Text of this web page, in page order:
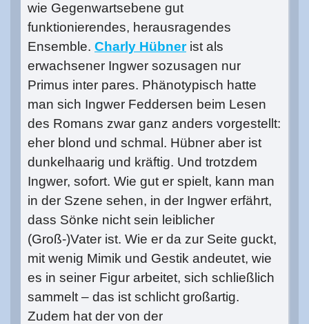
wie Gegenwartsebene gut
funktionierendes, herausragendes
Ensemble. Charly Hübnerist als
erwachsener Ingwer sozusagen nur
Primus inter pares. Phänotypisch hatte
man sich Ingwer Feddersen beim Lesen
des Romans zwar ganz anders vorgestellt:
eher blond und schmal. Hübner aber ist
dunkelhaarig und kräftig. Und trotzdem
Ingwer, sofort. Wie gut er spielt, kann man
in der Szene sehen, in der Ingwer erfährt,
dass Sönke nicht sein leiblicher
(Groß-)Vater ist. Wie er da zur Seite guckt,
mit wenig Mimik und Gestik andeutet, wie
es in seiner Figur arbeitet, sich schließlich
sammelt – das ist schlicht großartig.
Zudem hat der von der